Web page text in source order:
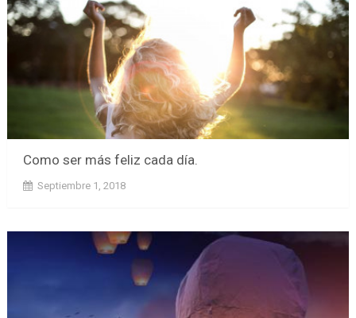
Como ser más feliz cada día.
Septiembre 1, 2018